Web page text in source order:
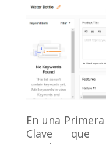
En una
Clave que